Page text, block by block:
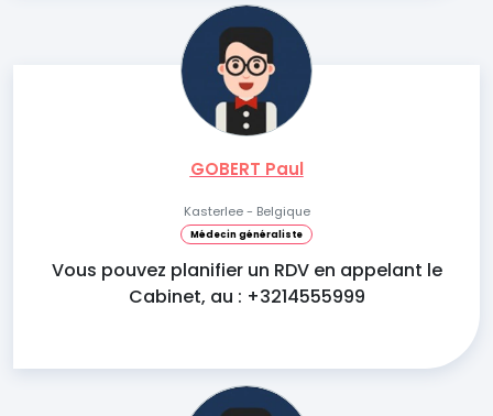
GOBERT Paul
Kasterlee - Belgique
Médecin généraliste
Vous pouvez planifier un RDV en appelant le
Cabinet, au : +3214555999